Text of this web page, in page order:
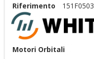
Riferimento 151F0503
Motori Orbitali